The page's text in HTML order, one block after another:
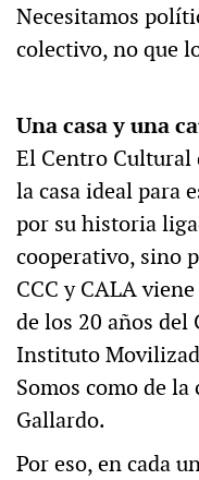
Necesitamos
colectivo, no que
Una casa y una
El Centro Cultural
la casa ideal para
por su historia
cooperativo, sino
CCC y CALA
de los 20 años del
Instituto
Somos como de la
Gallardo.
Por eso, en cada